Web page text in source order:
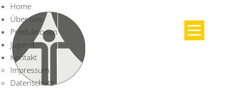
Home
Über uns
Produktionen
Jugend
Kontakt
Impressum
Datenschutz